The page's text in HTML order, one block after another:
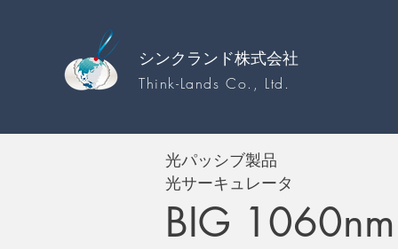
シンクランド株式会社
Think-Lands Co., Ltd.
光パッシブ製品
光サーキュレータ
BIG